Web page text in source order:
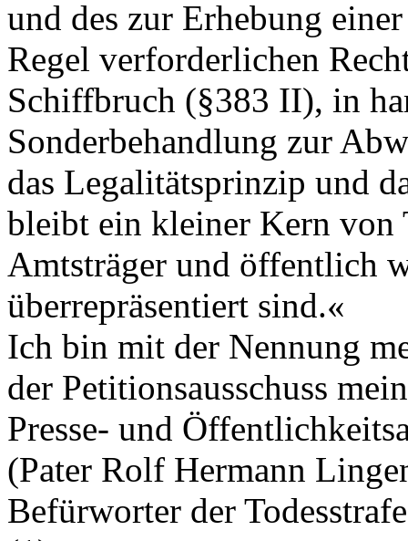
und des zur Erhebung
Regel verforderlichen
Schiffbruch (§383 II), in
Sonderbehandlung zur
das Legalitätsprinzip und
bleibt ein kleiner Kern von
Amtsträger und öffentlich
überrepräsentiert sind.«
Ich bin mit der Nennung
der Petitionsausschuss
Presse- und
(Pater Rolf Hermann
Befürworter der